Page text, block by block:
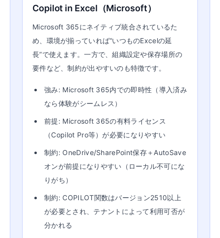
Copilot in Excel（Microsoft）
Microsoft 365にネイティブ統合されているた
め、環境が揃っていれば“いつものExcelの延
長”で使えます。一方で、組織設定や保存場所の
要件など、制約が出やすいのも特徴です。
強み: Microsoft 365内での即時性（導入済み
なら体験がシームレス）
前提: Microsoft 365の有料ライセンス
（Copilot Pro等）が必要になりやすい
制約: OneDrive/SharePoint保存＋AutoSave
オンが前提になりやすい（ローカル不可にな
りがち）
制約: COPILOT関数はバージョン2510以上
が必要とされ、テナントによって利用可否が
分かれる